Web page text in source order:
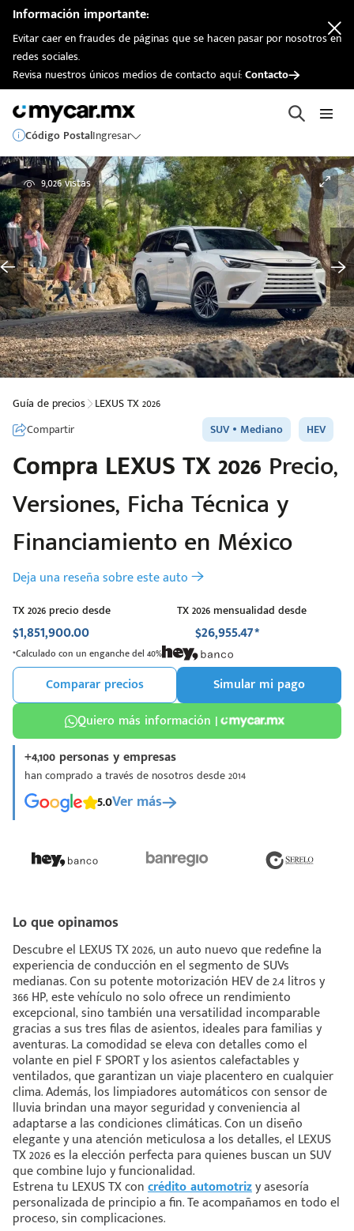
Información importante:
Evitar caer en fraudes de páginas que se hacen pasar por nosotros en
redes sociales.
Revisa nuestros únicos medios de contacto aquí:Contacto
Código PostalIngresar
9,026 vistas
Guía de precios LEXUS TX 2026
Compartir
SUV Mediano HEV
Compra LEXUSTX 2026 Precio,
Versiones, Ficha Técnica y
Financiamiento en México
Deja una reseña sobre este auto
Lo que opinamos
Descubre el LEXUS TX 2026, un auto nuevo que redefine la
experiencia de conducción en el segmento de SUVs
medianas. Con su potente motorización HEV de 2.4 litros y
366 HP, este vehículo no solo ofrece un rendimiento
excepcional, sino también una versatilidad incomparable
gracias a sus tres filas de asientos, ideales para familias y
aventuras. La comodidad se eleva con detalles como el
volante en piel F SPORT y los asientos calefactables y
ventilados, que garantizan un viaje placentero en cualquier
clima. Además, los limpiadores automáticos con sensor de
lluvia brindan una mayor seguridad y conveniencia al
adaptarse a las condiciones climáticas. Con un diseño
elegante y una atención meticulosa a los detalles, el LEXUS
TX 2026 es la elección perfecta para quienes buscan un SUV
que combine lujo y funcionalidad.
Estrena tu LEXUS TX concrédito automotrizy asesoría
personalizada de principio a fin. Te acompañamos en todo el
proceso, sin complicaciones.
TX 2026 precio desde
$1,851,900.00
TX 2026 mensualidad desde
$26,955.47*
*Calculado con un enganche del 40%
Comparar precios
Simular mi pago
Quiero más información |
+4,100 personas y empresas
han comprado a través de nosotros desde 2014
5.0Ver más
¡Espera!
enviar tu cotización
conozcas nuestro
asesor te guiará
para que
la mejor desición.
más
estoy viendo 😀